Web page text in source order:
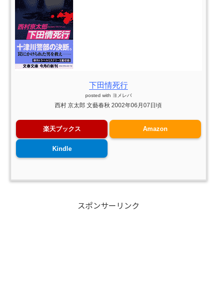
下田情死行
posted with ヨメレバ
西村 京太郎 文藝春秋 2002年06月07日頃
楽天ブックス Amazon
Kindle
スポンサーリンク